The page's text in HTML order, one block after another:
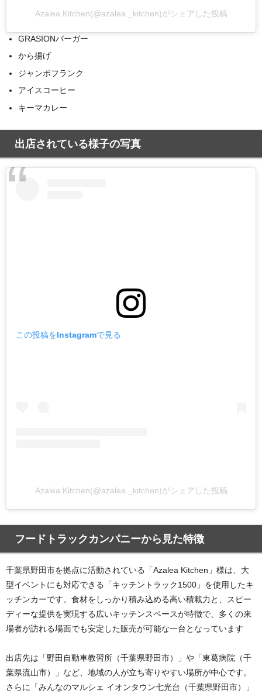
Azalea Kitchen(@azalea._kitchen)がシェアした投稿
GRASIONバーガー
から揚げ
ジャンボフランク
アイスコーヒー
キーマカレー
出店されている様子の写真
この投稿をInstagramで見る
Azalea Kitchen(@azalea._kitchen)がシェアした投稿
フードトラックカンパニーから見た特徴
千葉県野田市を拠点に活動されている「Azalea Kitchen」様は、大
型イベントにも対応できる「キッチントラック1500」を使用したキ
ッチンカーです。食材をしっかり積み込める高い積載力と、スピー
ディーな提供を実現する広いキッチンスペースが特徴で、多くの来
場者が訪れる場面でも安定した販売が可能な一台となっています
出店先は「野田自動車教習所（千葉県野田市）」や「東葛病院（千
葉県流山市）」など、地域の人が立ち寄りやすい場所が中心です。
さらに「みんなのマルシェ イオンタウン七光台（千葉県野田市）」